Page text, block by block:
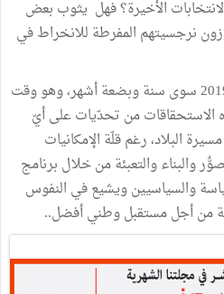
الأخيرة؟ فهل يثوب بعض
نرجسيتهم المفرطة للانخراط في
لم يعد يفصلنا عن استحقاقات 2019 سوى سنة وبضعة أشهر، وهو وقت
من تحدّيات على أيّ
البلاد، رغم قلّة الإمكانيات
والبناء والتعبئة من خلال برنامج
والسياسيين ويشيع في النفوس
من أجل مستقبل وطني أفضل..